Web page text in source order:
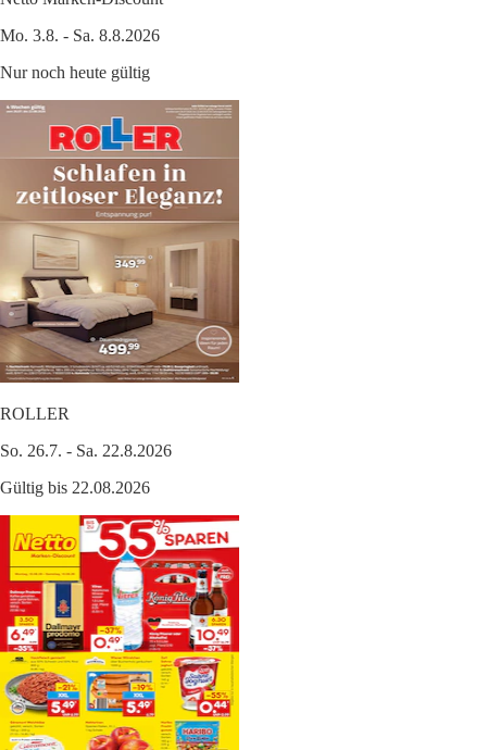
Mo. 3.8. - Sa. 8.8.2026
Nur noch heute gültig
ROLLER
So. 26.7. - Sa. 22.8.2026
Gültig bis 22.08.2026